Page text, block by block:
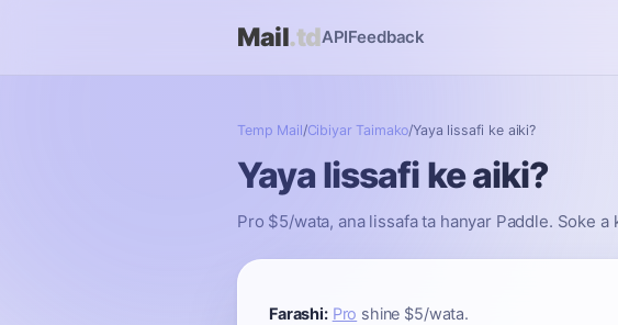
Mail.tdAPIFeedback
Temp Mail/Cibiyar Taimako/Yaya lissafi ke aiki?
Yaya lissafi ke aiki?
Pro $5/wata, ana lissafa ta hanyar Paddle. Soke
Farashi: Pro shine $5/wata.